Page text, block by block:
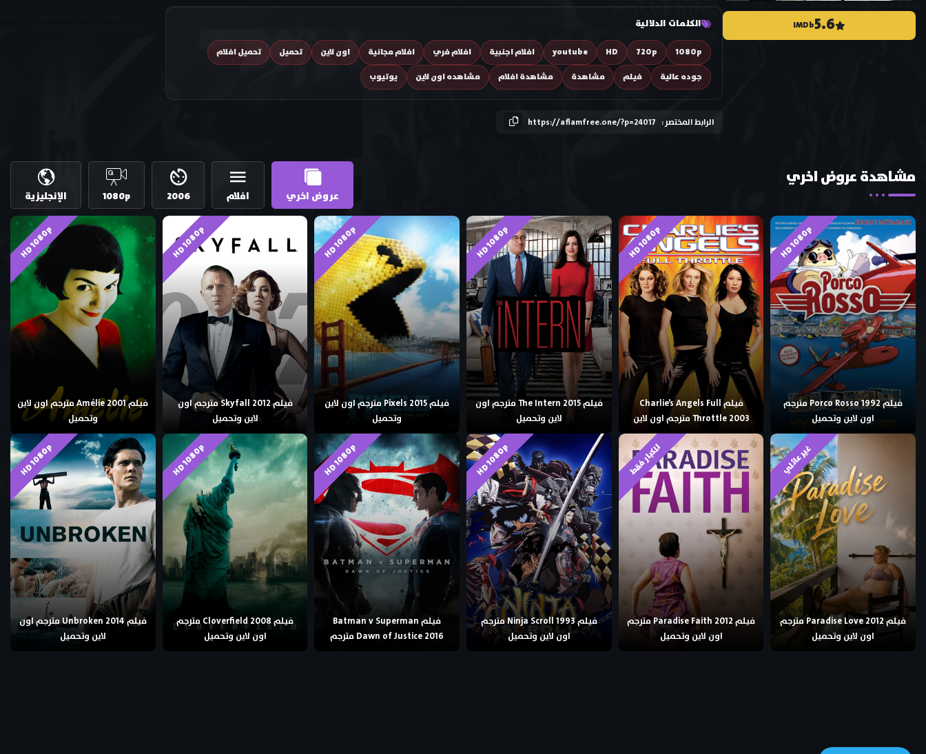
5.6
IMDb الكلمات الدلالية
1080p
720p
HD
youtube افلام اجنبية افلام فري افلام مجانية اون لاين تحميل
تحميل افلام
جوده عالية
فيلم مشاهدة مشاهدة افلام مشاهده اون لاين يوتيوب
الرابط المختصر : https://aflamfree.one/?p=24017
مشاهدة عروض اخري
عروض اخري افلام 2006
1080p الإنجليزية
HD 1080p
فيلم Porco Rosso 1992 مترجم
اون لاين وتحميل
HD 1080p
فيلم Charlie’s Angels Full
Throttle 2003 مترجم اون لاين
HD 1080p
فيلم The Intern 2015 مترجم اون
لاين وتحميل
HD 1080p
فيلم Pixels 2015 مترجم اون لاين
وتحميل
HD 1080p
فيلم Skyfall 2012 مترجم اون
لاين وتحميل
HD 1080p
فيلم Amélie 2001 مترجم اون لاين
وتحميل
غير عائلي
فيلم Paradise Love 2012 مترجم
اون لاين وتحميل
للكبار فقط
فيلم Paradise Faith 2012 مترجم
اون لاين وتحميل
HD 1080p
فيلم Ninja Scroll 1993 مترجم
اون لاين وتحميل
HD 1080p
فيلم Batman v Superman
Dawn of Justice 2016 مترجم
HD 1080p
فيلم Cloverfield 2008 مترجم
اون لاين وتحميل
HD 1080p
فيلم Unbroken 2014 مترجم اون
لاين وتحميل